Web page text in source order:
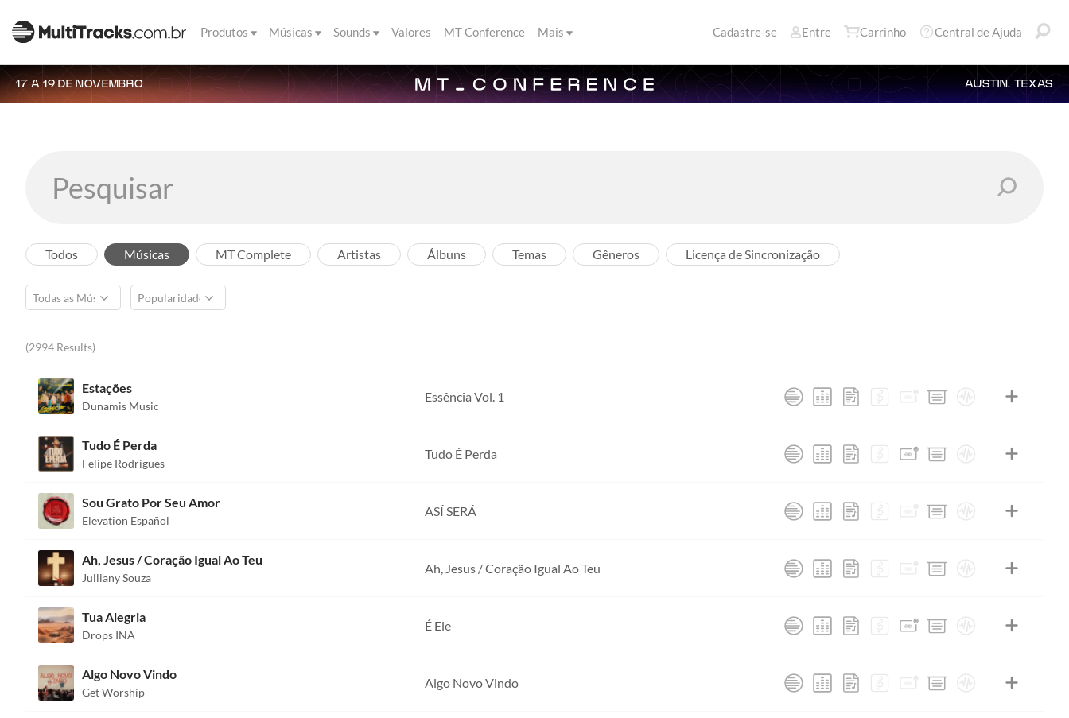
Produtos Músicas Sounds Valores MT Conference Mais Cadastre-se Entre Carrinho Central de Ajuda
17 A 19 DE NOVEMBRO AUSTIN, TEXAS
Todos Músicas MT Complete Artistas Álbuns Temas Gêneros Licença de Sincronização
(2994 Results)
Estações
Dunamis Music
Essência Vol. 1
Tudo É Perda
Felipe Rodrigues
Tudo É Perda
Sou Grato Por Seu Amor
Elevation Español
ASÍ SERÁ
Ah, Jesus / Coração Igual Ao Teu
Julliany Souza
Ah, Jesus / Coração Igual Ao Teu
Tua Alegria
Drops INA
É Ele
Algo Novo Vindo
Get Worship
Algo Novo Vindo